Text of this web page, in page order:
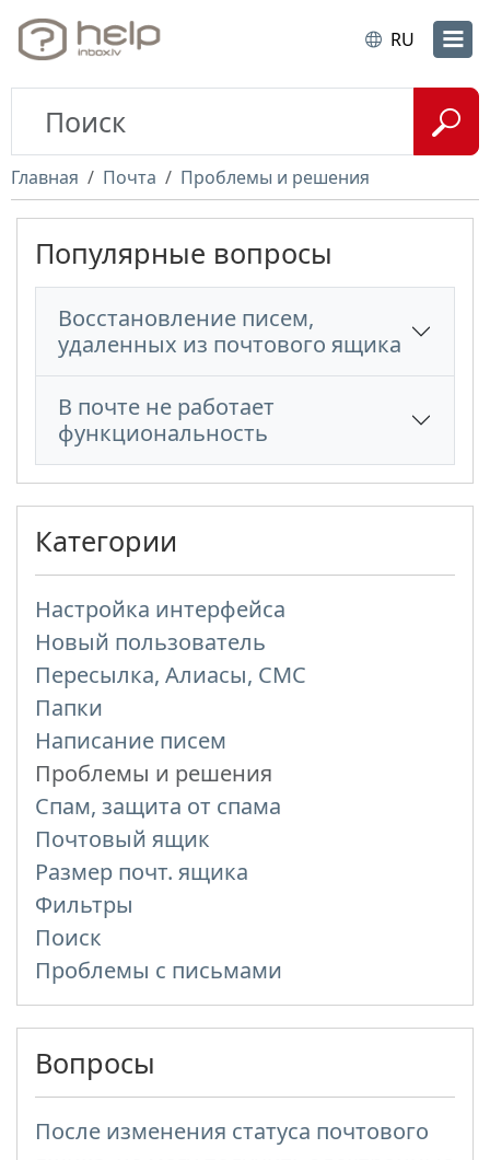
RU
Главная Почта Проблемы и решения
Популярные вопросы
Восстановление писем,
удаленных из почтового ящика
В почте не работает
функциональность
Категории
Настройка интерфейса
Новый пользователь
Пересылка, Алиасы, СМС
Папки
Написание писем
Проблемы и решения
Спам, защита от спама
Почтовый ящик
Размер почт. ящика
Фильтры
Поиск
Проблемы с письмами
Вопросы
После изменения статуса почтового